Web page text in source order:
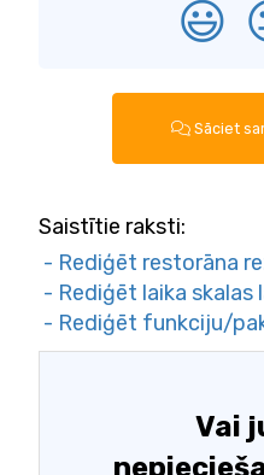
😃
Sāciet
Saistītie raksti:
- Rediģēt restorāna
- Rediģēt laika skalas
- Rediģēt funkciju/
Vai